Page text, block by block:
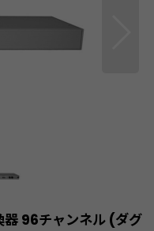
96チャンネル (ダグ